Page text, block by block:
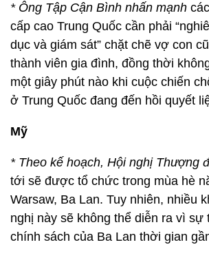
* Ông Tập Cận Bình nhấn mạnh
cấp cao Trung Quốc cần phải
dục và giám sát” chặt chẽ vợ con
thành viên gia đình, đồng thời
một giây phút nào khi cuộc chiến
ở Trung Quốc đang đến hồi quyết
Mỹ
* Theo kế hoạch, Hội nghị Thượng
tới sẽ được tổ chức trong mùa hè
Warsaw, Ba Lan. Tuy nhiên, nhiều
nghị này sẽ không thể diễn ra vì sự
chính sách của Ba Lan thời gian